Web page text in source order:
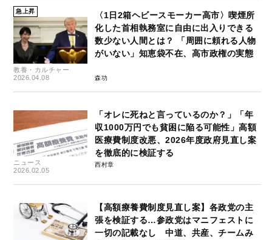
急上昇
教養・カルチャー
2026.04.08
〈1日2箱ヘビースモーカー高市〉喫煙所
化した首相執務室に自由に出入りできる
数少ない人間とは？ 「周囲に頼れる人物
がいない」知恵袋不在、高市政権の実態
森功
ニュース
2026.02.05
「オレに死ねと言っているのか？」「年
収1000万円でも貧困に陥る可能性」高額
医療費制度改悪、2026年度政府見直し案
を徹底的に検証する
西村章
【高額療養費制度見直し案】各政党の主
張を検証する…参政党はマニフェストに
一切の記載なし 中道、共産、チームみ